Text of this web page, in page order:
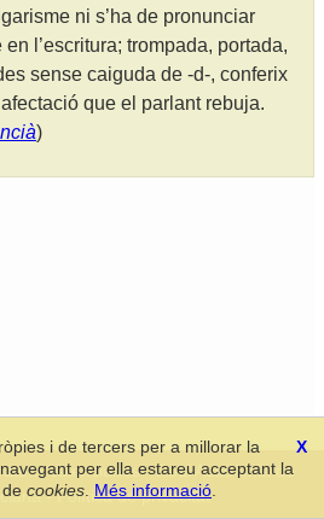
ni s’ha de pronunciar
l’escritura; trompada, portada,
sense caiguda de -d-, conferix
que el parlant rebuja.
)
Valencianes-Real Acadèmia de
-Política de privacitat
X
i de tercers per a millorar la
per ella estareu acceptant la
cookies Més informació